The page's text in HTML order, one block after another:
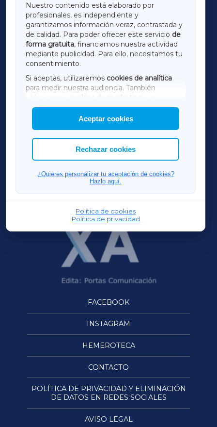
Nuestro contenido está elaborado por
profesionales, es independiente y
garantizamos información veraz, contrastada y
de calidad. Para poder ofrecer este servicio de
forma gratuita, financiamos nuestra actividad
mediante publicidad. Para ello, necesitamos tu
consentimiento.
Si aceptas, utilizaremos cookies de analítica
para medir nuestra audiencia. También
utilizaremos
cookies de marketing
mostrar publicidad de terceros.
Asimismo, puedes personalizar la elección de
las cookies que deseas permitir.
Aceptar cookies
Rechazar cookies
¿Quieres personalizar tu aceptación de cookies?
Hazlo aquí.
Política de cookies
Política de privacidad
LUGOXA
TERRACHAXA
AMARIÑAXA
RIBEIRASACRAXA
ACORUÑAXA
FERROLXA
OURENSEXA
FACEBOOK
INSTAGRAM
HEMEROTECA
CONTACTO
POLÍTICA DE PRIVACIDAD Y ELIMINACIÓN
DE DATOS EN REDES SOCIALES
AVISO LEGAL